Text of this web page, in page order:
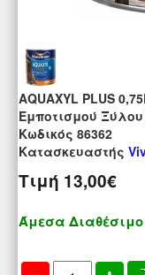
AQUAXYL PLUS
Εμποτισμού
Kωδικός 86362
Κατασκευαστής
Τιμή 13,00€
Άμεσα Διαθέσιμο